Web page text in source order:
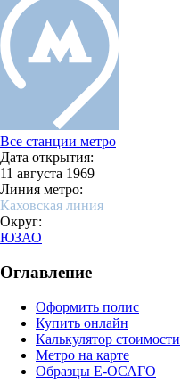
Все станции метро
Дата открытия:
11 августа 1969
Линия метро:
Каховская линия
Округ:
ЮЗАО
Оглавление
Оформить полис
Купить онлайн
Калькулятор стоимости
Метро на карте
Образцы Е-ОСАГО